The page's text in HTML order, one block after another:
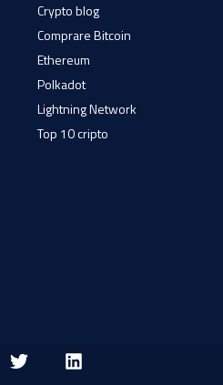
Crypto blog
Comprare Bitcoin
Ethereum
Polkadot
Lightning Network
Top 10 cripto